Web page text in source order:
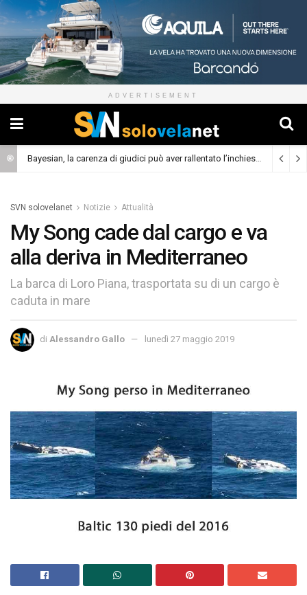
ADVERTISEMENT
Bayesian, la carenza di giudici può aver rallentato l’inchiesta (Cronaca)
SVN solovelanet Notizie Attualità
My Song cade dal cargo e va
alla deriva in Mediterraneo
La barca di Loro Piana, trasportata su di un cargo è
caduta in mare
di Alessandro Gallo lunedì 27 maggio 2019